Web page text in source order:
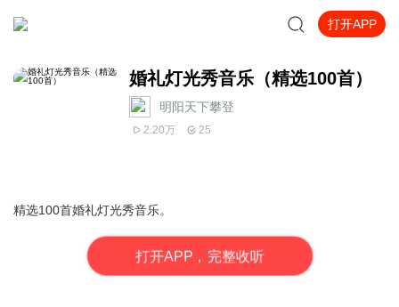
打开APP
婚礼灯光秀音乐（精选100首）
明阳天下攀登
2.20万 25
精选100首婚礼灯光秀音乐。
打开APP，完整收听